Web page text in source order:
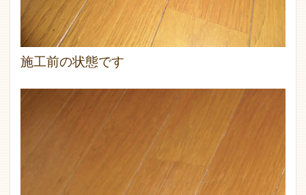
施工前の状態です